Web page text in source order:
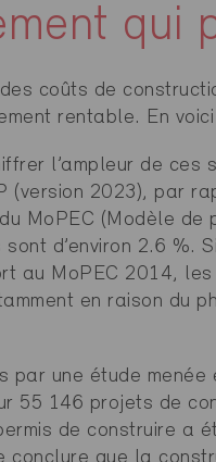
qui
coûts de
rentable. En
l’ampleur de ces
(version 2023), par
MoPEC (Modèle de
d’environ 2.6 %.
au MoPEC 2014,
en raison du
par une étude
55 146 projets de
de construire a